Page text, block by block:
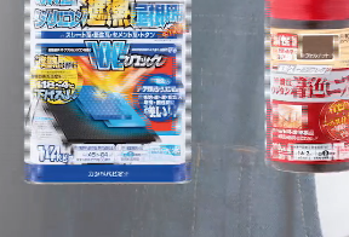
お問い合わせ
関西ペイントHP